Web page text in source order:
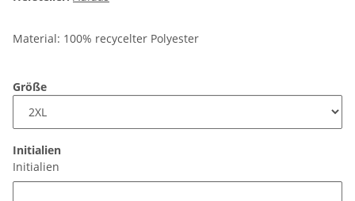
Material: 100% recycelter Polyester
Größe
Initialien
Initialien